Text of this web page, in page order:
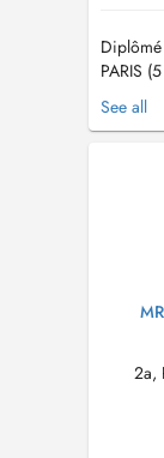
PARIS
charge
adultes,
bassin
See all
2a,